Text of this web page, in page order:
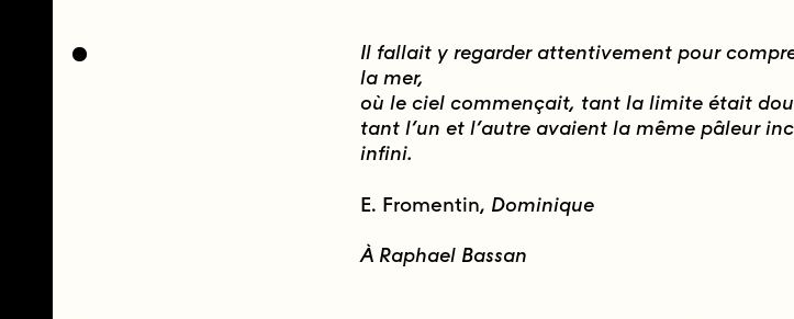
Il fallait y regarder attentivement pour
la mer,
où le ciel commençait, tant la limite était
tant l’un et l’autre avaient la même pâleur
infini.
E. Fromentin, Dominique
À Raphael Bassan